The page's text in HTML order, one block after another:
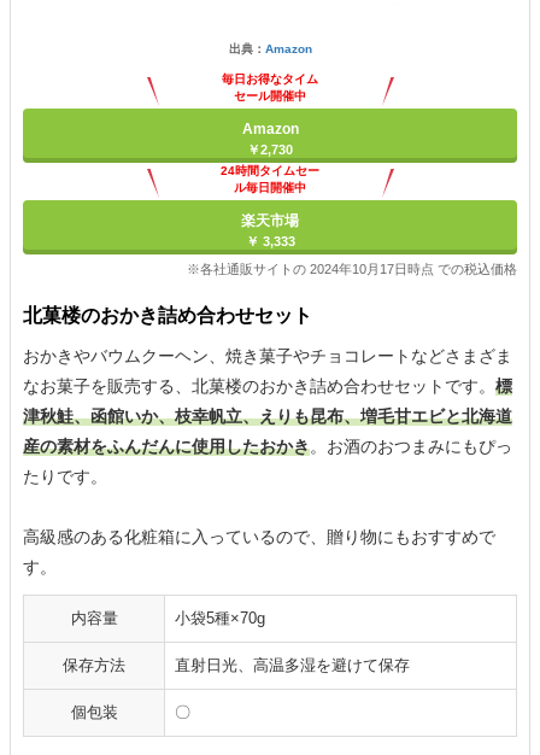
出典： Amazon
毎日お得なタイム
セール開催中
Amazon
￥2,730
24時間タイムセー
ル毎日開催中
楽天市場
￥ 3,333
※各社通販サイトの 2024年10月17日時点 での税込価格
北菓楼のおかき詰め合わせセット
おかきやバウムクーヘン、焼き菓子やチョコレートなどさまざま
なお菓子を販売する、北菓楼のおかき詰め合わせセットです。 標
津秋鮭、函館いか、枝幸帆立、えりも昆布、増毛甘エビと北海道
産の素材をふんだんに使用したおかき。お酒のおつまみにもぴっ
たりです。
高級感のある化粧箱に入っているので、贈り物にもおすすめで
す。
内容量 小袋5種×70g
保存方法 直射日光、高温多湿を避けて保存
個包装 〇